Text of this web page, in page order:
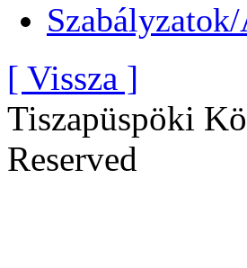
[ Vissza ]
Tiszapüspöki
Reserved